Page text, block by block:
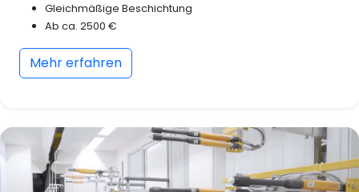
Gleichmäßige Beschichtung
Ab ca. 2500 €
Mehr erfahren